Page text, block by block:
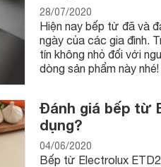
28/07/2020
Hiện nay bếp từ đã và
ngày của các gia đình.
tín không nhỏ đối với
dòng sản phẩm này nhé!
Đánh giá bếp từ
dụng?
04/06/2020
Bếp từ Electrolux